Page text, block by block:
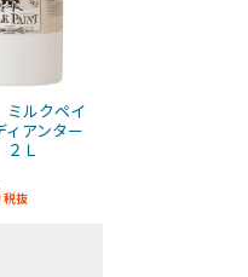
ルクペイ
ィアンター
２Ｌ
税抜